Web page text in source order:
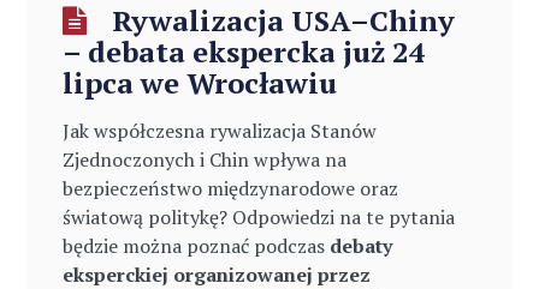
Rywalizacja USA–Chiny
– debata ekspercka już 24
lipca we Wrocławiu
Jak współczesna rywalizacja Stanów
Zjednoczonych i Chin wpływa na
bezpieczeństwo międzynarodowe oraz
światową politykę? Odpowiedzi na te pytania
będzie można poznać podczas debaty
eksperckiej organizowanej przez